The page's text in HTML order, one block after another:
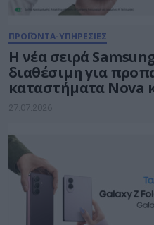
ΠΡΟΪΟΝΤΑ-ΥΠΗΡΕΣΙΕΣ
Η νέα σειρά
διαθέσιμη για
καταστήματα Nova
27.07.2026